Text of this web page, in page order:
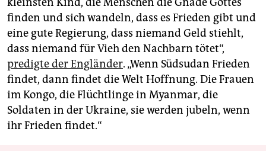
finden und sich wandeln, dass es Frieden gibt und
eine gute Regierung, dass niemand Geld stiehlt,
dass niemand für Vieh den Nachbarn tötet“,
predigte der Engländer. „Wenn Südsudan Frieden
findet, dann findet die Welt Hoffnung. Die Frauen
im Kongo, die Flüchtlinge in Myanmar, die
Soldaten in der Ukraine, sie werden jubeln, wenn
ihr Frieden findet.“